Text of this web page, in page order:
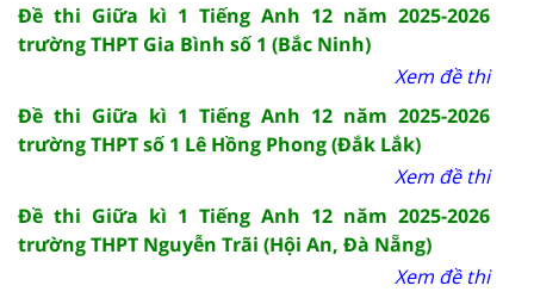
Đề thi Giữa kì 1 Tiếng Anh 12 năm 2025-2026
trường THPT Gia Bình số 1 (Bắc Ninh)
Xem đề thi
Đề thi Giữa kì 1 Tiếng Anh 12 năm 2025-2026
trường THPT số 1 Lê Hồng Phong (Đắk Lắk)
Xem đề thi
Đề thi Giữa kì 1 Tiếng Anh 12 năm 2025-2026
trường THPT Nguyễn Trãi (Hội An, Đà Nẵng)
Xem đề thi